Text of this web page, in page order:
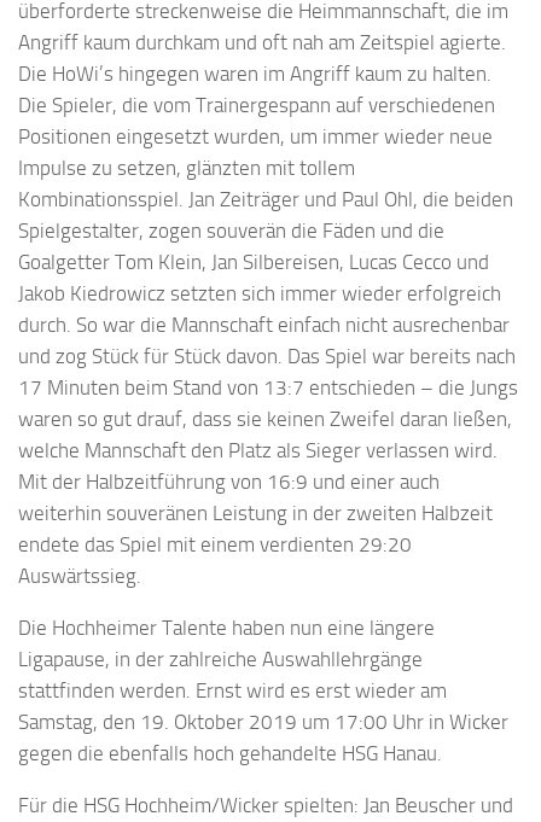
überforderte streckenweise die Heimmannschaft, die im
Angriff kaum durchkam und oft nah am Zeitspiel agierte.
Die HoWi’s hingegen waren im Angriff kaum zu halten.
Die Spieler, die vom Trainergespann auf verschiedenen
Positionen eingesetzt wurden, um immer wieder neue
Impulse zu setzen, glänzten mit tollem
Kombinationsspiel. Jan Zeiträger und Paul Ohl, die beiden
Spielgestalter, zogen souverän die Fäden und die
Goalgetter Tom Klein, Jan Silbereisen, Lucas Cecco und
Jakob Kiedrowicz setzten sich immer wieder erfolgreich
durch. So war die Mannschaft einfach nicht ausrechenbar
und zog Stück für Stück davon. Das Spiel war bereits nach
17 Minuten beim Stand von 13:7 entschieden – die Jungs
waren so gut drauf, dass sie keinen Zweifel daran ließen,
welche Mannschaft den Platz als Sieger verlassen wird.
Mit der Halbzeitführung von 16:9 und einer auch
weiterhin souveränen Leistung in der zweiten Halbzeit
endete das Spiel mit einem verdienten 29:20
Auswärtssieg.
Die Hochheimer Talente haben nun eine längere
Ligapause, in der zahlreiche Auswahllehrgänge
stattfinden werden. Ernst wird es erst wieder am
Samstag, den 19. Oktober 2019 um 17:00 Uhr in Wicker
gegen die ebenfalls hoch gehandelte HSG Hanau.
Für die HSG Hochheim/Wicker spielten: Jan Beuscher und